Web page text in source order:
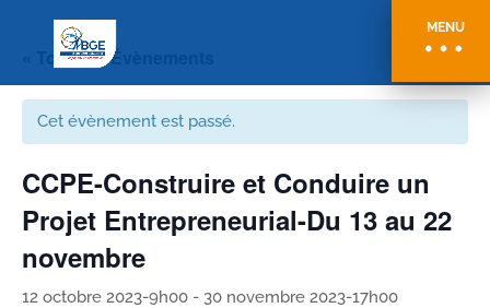
MENU
« Tous les Évènements
Cet évènement est passé.
CCPE-Construire et Conduire un
Projet Entrepreneurial-Du 13 au 22
novembre
12 octobre 2023-9h00 - 30 novembre 2023-17h00